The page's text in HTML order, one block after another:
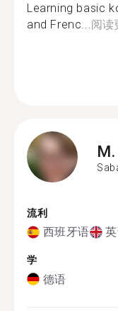
Learning basic
and Frenc... 阅读
M.
流利
西班牙语
学
德语